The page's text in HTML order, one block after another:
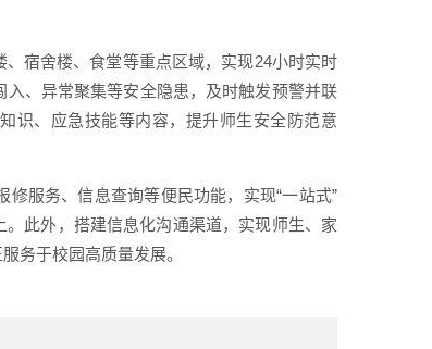
宿舍楼、食堂等重点区域，实现24小时实时
、异常聚集等安全隐患，及时触发预警并联
识、应急技能等内容，提升师生安全防范意
服务、信息查询等便民功能，实现“一站式”
此外，搭建信息化沟通渠道，实现师生、家
务于校园高质量发展。